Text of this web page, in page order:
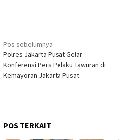
Navigasi
pos
Pos sebelumnya
Polres Jakarta Pusat Gelar
Konferensi Pers Pelaku Tawuran di
Kemayoran Jakarta Pusat
POS TERKAIT